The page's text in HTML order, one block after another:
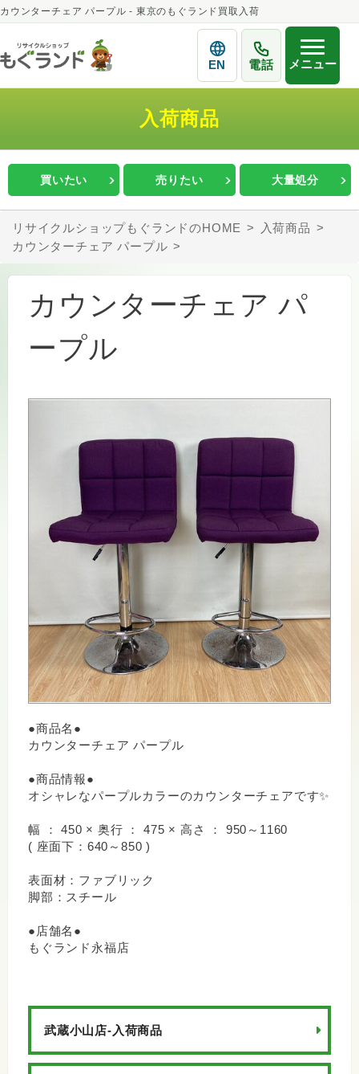
カウンターチェア パープル - 東京のもぐランド買取入荷
EN 電話 メニュー
入荷商品
買いたい 売りたい 大量処分
リサイクルショップもぐランドのHOME
入荷商品
カウンターチェア パープル
カウンターチェア パ
ープル
●商品名●
カウンターチェア パープル
●商品情報●
オシャレなパープルカラーのカウンターチェアです✨
幅 ： 450 × 奥行 ： 475 × 高さ ： 950～1160
( 座面下：640～850 )
表面材：ファブリック
脚部：スチール
●店舗名●
もぐランド永福店
武蔵小山店-入荷商品